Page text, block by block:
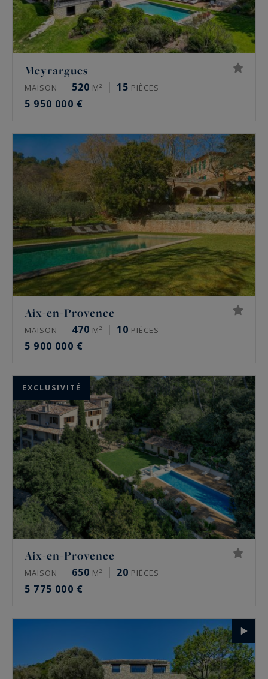
Meyrargues
MAISON 520 M² 15 PIÈCES
5 950 000 €
Aix-en-Provence
MAISON 470 M² 10 PIÈCES
5 900 000 €
EXCLUSIVITÉ
Aix-en-Provence
MAISON 650 M² 20 PIÈCES
5 775 000 €